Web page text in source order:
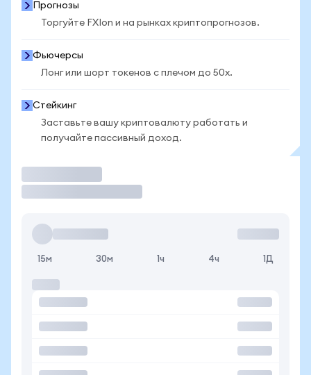
Прогнозы
Торгуйте FXIon и на рынках криптопрогнозов.
Фьючерсы
Лонг или шорт токенов с плечом до 50x.
Стейкинг
Заставьте вашу криптовалюту работать и
получайте пассивный доход.
15м 30м 1ч 4ч 1Д